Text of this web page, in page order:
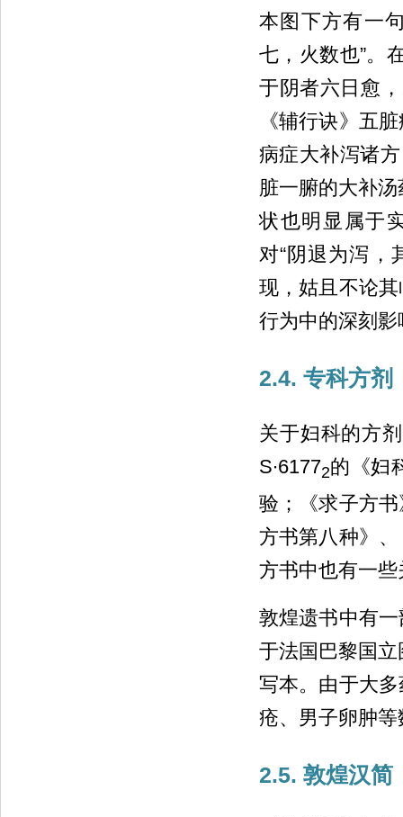
本图下方有一
七，火数也”。
于阴者六日愈
《辅行诀》五
病症大补泻诸
脏一腑的大补
状也明显属于
对“阴退为泻，
现，姑且不论
行为中的深刻影
2.4. 专科方剂
关于妇科的方
S∙61772的《妇
验；《求子方
方书第八种》
方书中也有一
敦煌遗书中有
于法国巴黎国
写本。由于大
疮、男子卵肿
2.5. 敦煌汉简